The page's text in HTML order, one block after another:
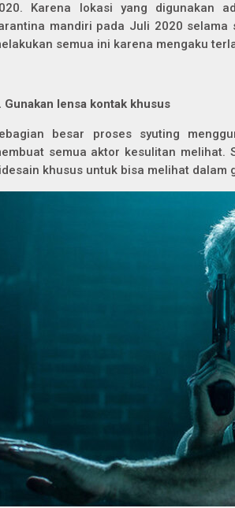
Karena lokasi yang digunakan
mandiri pada Juli 2020
semua ini karena mengaku
Gunakan lensa kontak khusus
besar proses syuting
semua aktor kesulitan melihat.
khusus untuk bisa melihat dalam